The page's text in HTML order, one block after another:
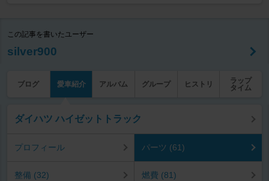
この記事を書いたユーザー
silver900
ブログ 愛車紹介 アルバム グループ ヒストリ
ラップ
タイム
ダイハツ ハイゼットトラック
プロフィール パーツ (61)
整備 (32) 燃費 (81)